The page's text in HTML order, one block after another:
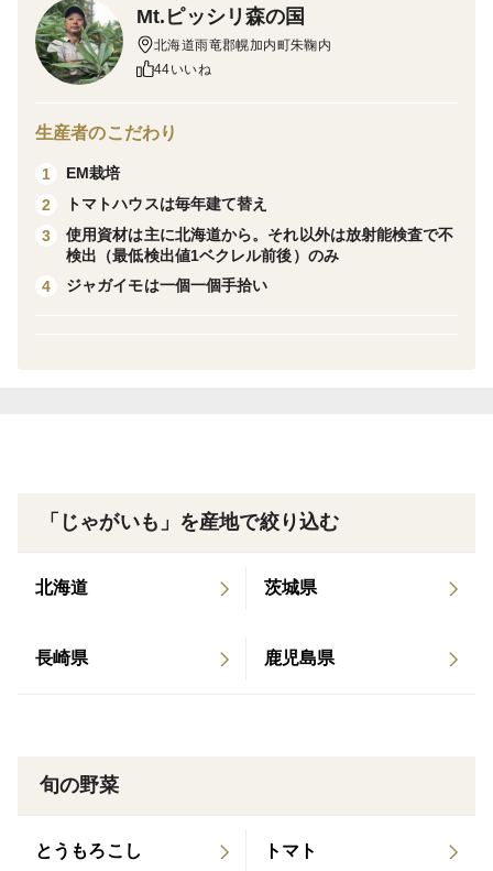
有機栽培だからこそのきめ細かな滑らかさとホクホク感
たっぷりの、ジャガイモらしい本物の味を是非お楽しみ
ください。
＜栽培のこだわり＞
有機栽培２８年、EMを様々な方法で使いながら、土作
りをしています。
有機栽培 男爵、北あかり、メークインの中から１品
る場合があると案内が来ていますので、期日指定不可と
Mt.ピッシリ森の国
北海道雨竜郡幌加内町朱鞠内
44いいね
生産者のこだわり
1
EM栽培
2
トマトハウスは毎年建て替え
3
使用資材は主に北海道から。それ以外は放射能検査で不
検出（最低検出値1ベクレル前後）のみ
4
ジャガイモは一個一個手拾い
「じゃがいも」を産地で絞り込む
北海道 茨城県
長崎県 鹿児島県
旬の野菜
とうもろこし トマト